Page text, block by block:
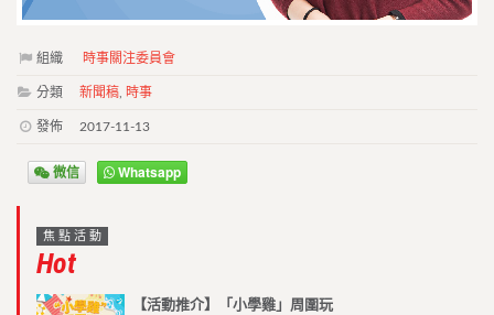
組織 時事關注委員會
分類 新聞稿 時事
發佈 2017-11-13
微信 Whatsapp
焦點活動
Hot
【活動推介】「小學雞」周圍玩